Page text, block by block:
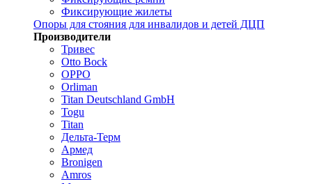
Фиксирующие жилеты
Опоры для стояния для инвалидов и детей ДЦП
Производители
Тривес
Otto Bock
OPPO
Orliman
Titan Deutschland GmbH
Togu
Titan
Дельта-Терм
Армед
Bronigen
Amros